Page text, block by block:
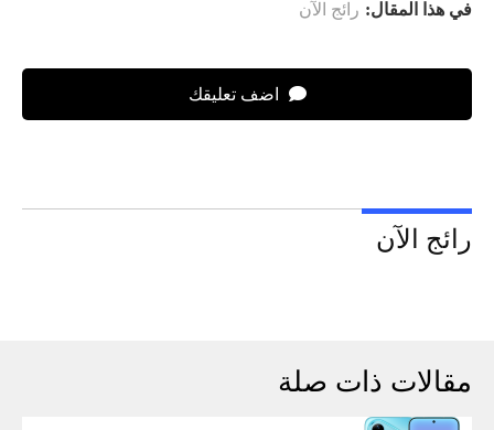
في هذا المقال: رائج الآن
اضف تعليقك
رائج الآن
مقالات ذات صلة